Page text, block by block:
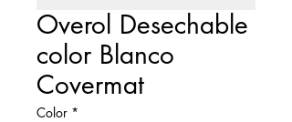
Overol Desechable
color Blanco
Covermat
Color *